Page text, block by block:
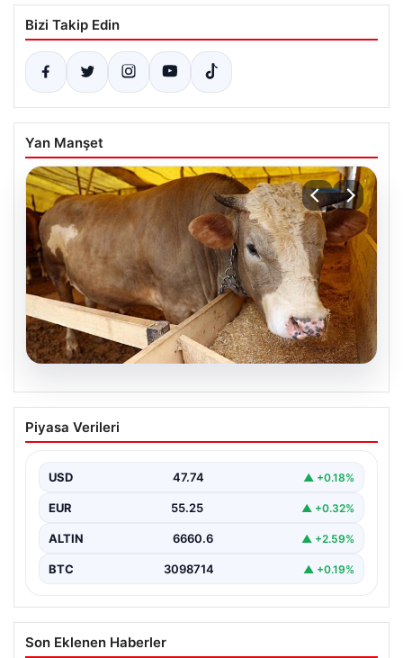
Bizi Takip Edin
Yan Manşet
07.08.2026
Kurbanlık fiyatları il il sorgulama ekranı
2026: Büyükbaş ve küçükbaş canlı kilo
ve tüm illerin kurbanlık fiyatları
Piyasa Verileri
USD 47.74 ▲ +0.18%
EUR 55.25 ▲ +0.32%
ALTIN 6660.6 ▲ +2.59%
BTC 3098714 ▲ +0.19%
Son Eklenen Haberler